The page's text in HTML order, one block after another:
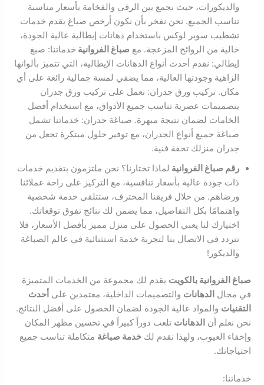
والديكورات، حيث نجمع بين الرقي والفخامة بأسعار مناسبة
تناسب الجميع. نحن نفخر بأن نكون أرخص صباغ يقدم خدمات
تشطيب سوبر لوكس باستخدام دهانات إيطالية عالية الجودة،
خالية من الروائح المزعجة. مع صباغ الفروانية خدماتنا: صبغ
إيطالي: نقدم أحدث أنواع الدهانات الإيطالية، التي تتميز بألوانها
الزاهية وجودتها العالية، مما يضفي لمسة جمالية رائعة على أي
مكان. تركيب ورق جدران: نعمل على تركيب ورق جدران
بتصميمات عصرية تناسب جميع الأذواق، مع استخدام أفضل
الخامات لضمان نتيجة مبهرة. صباغة جدران: خدماتنا تشمل
صباغة جميع أنواع الجدران، مع توفير حلول مبتكرة تجعل من
جدران منزلك تحفة فنية.
رقم صباغ الفروانية لماذا تختارنا؟ نحن ملتزمون بتقديم خدمات
ذات جودة عالية بأسعار تنافسية، مع التركيز على راحة عملائنا
ورضاهم. من خلال فريقنا المحترف، ستتلقى خدمة شخصية
واهتمامًا بكل التفاصيل، مما يضمن لك نتائج تفوق توقعاتك.
اختيارك لنا يعني الحصول على منزل مميز بأفضل الأسعار، فلا
تتردد في الاتصال بنا لتجربة خدمة استثنائية في عالم الصباغة
والديكور!
صباغ الفروانية بالكويت يقدم لك مجموعة من الخدمات المتميزة
في مجال الدهانات والتصميمات الداخلية، معتمدين على أحدث
التقنيات والمواد عالية الجودة لضمان الحصول على أفضل النتائج.
نحن نعلم أن الدهانات تلعب دوراً كبيراً في تحسين مظهر المكان
وإخفاء العيوب، ولهذا نقدم لكخدمة صباغة متكاملة تناسب جميع
احتياجاتك.
خدماتنا: